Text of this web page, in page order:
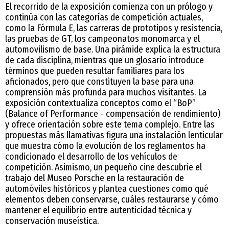
El recorrido de la exposición comienza con un prólogo y
continúa con las categorías de competición actuales,
como la Fórmula E, las carreras de prototipos y resistencia,
las pruebas de GT, los campeonatos monomarca y el
automovilismo de base. Una pirámide explica la estructura
de cada disciplina, mientras que un glosario introduce
términos que pueden resultar familiares para los
aficionados, pero que constituyen la base para una
comprensión más profunda para muchos visitantes. La
exposición contextualiza conceptos como el “BoP”
(Balance of Performance - compensación de rendimiento)
y ofrece orientación sobre este tema complejo. Entre las
propuestas más llamativas figura una instalación lenticular
que muestra cómo la evolución de los reglamentos ha
condicionado el desarrollo de los vehículos de
competición. Asimismo, un pequeño cine descubrie el
trabajo del Museo Porsche en la restauración de
automóviles históricos y plantea cuestiones como qué
elementos deben conservarse, cuáles restaurarse y cómo
mantener el equilibrio entre autenticidad técnica y
conservación museística.